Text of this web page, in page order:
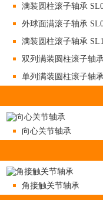
满装圆柱滚子轴承
外球面满滚子轴承
满装圆柱滚子轴承
双列满装圆柱滚子轴
单列满装圆柱滚子轴
向心关节轴承
角接触关节轴承